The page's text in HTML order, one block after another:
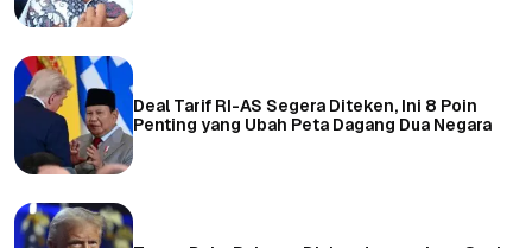
Deal Tarif RI-AS Segera Diteken, Ini 8 Poin
Penting yang Ubah Peta Dagang Dua Negara